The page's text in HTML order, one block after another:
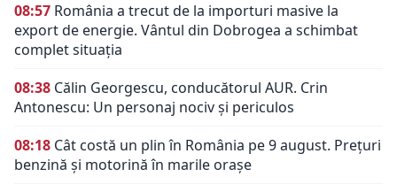
08:57 România a trecut de la importuri masive la
export de energie. Vântul din Dobrogea a schimbat
complet situația
08:38 Călin Georgescu, conducătorul AUR. Crin
Antonescu: Un personaj nociv şi periculos
08:18 Cât costă un plin în România pe 9 august. Prețuri
benzină și motorină în marile orașe